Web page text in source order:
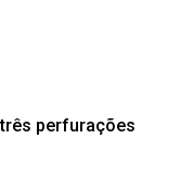
perfurações